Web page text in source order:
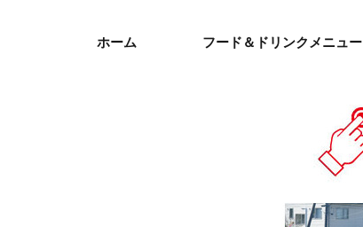
ホーム フード＆ドリンクメニュー